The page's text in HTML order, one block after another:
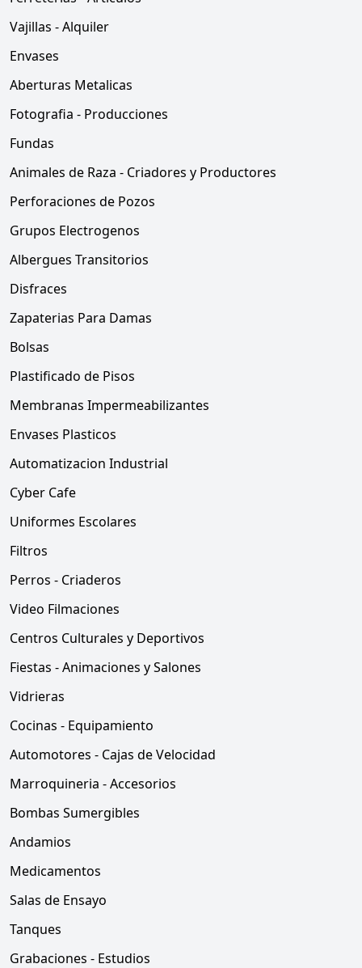
Vajillas - Alquiler
Envases
Aberturas Metalicas
Fotografia - Producciones
Fundas
Animales de Raza - Criadores y Productores
Perforaciones de Pozos
Grupos Electrogenos
Albergues Transitorios
Disfraces
Zapaterias Para Damas
Bolsas
Plastificado de Pisos
Membranas Impermeabilizantes
Envases Plasticos
Automatizacion Industrial
Cyber Cafe
Uniformes Escolares
Filtros
Perros - Criaderos
Video Filmaciones
Centros Culturales y Deportivos
Fiestas - Animaciones y Salones
Vidrieras
Cocinas - Equipamiento
Automotores - Cajas de Velocidad
Marroquineria - Accesorios
Bombas Sumergibles
Andamios
Medicamentos
Salas de Ensayo
Tanques
Grabaciones - Estudios